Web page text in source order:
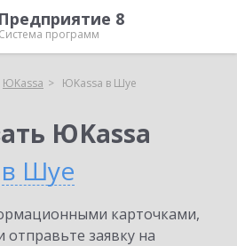
8
Система программ
ЮKassa ЮKassa в Шуе
ЮKassa
в Шуе
карточками,
заявку на